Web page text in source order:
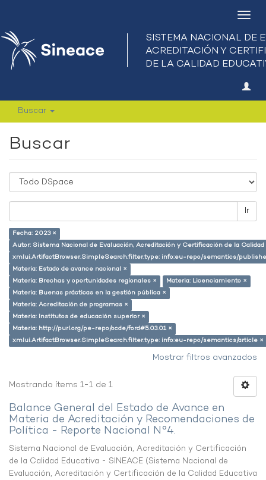
Buscar
Buscar
Ir
Fecha: 2023 ×
Autor: Sistema Nacional de Evaluación, Acreditación y Certificación de la
xmlui.ArtifactBrowser.SimpleSearch.filter.type: info:eu-repo/semantics/
Materia: Estado de avance nacional ×
Materia: Brechas y oportunidades regionales ×
Materia: Licenciamiento ×
Materia: Buenas prácticas en la gestión pública ×
Materia: Acreditación de programas ×
Materia: Institutos de educación superior ×
Materia: http://purl.org/pe-repo/ocde/ford#5.03.01 ×
xmlui.ArtifactBrowser.SimpleSearch.filter.type: info:eu-repo/semantics/article ×
Mostrar filtros avanzados
Mostrando ítems 1-1 de 1
Balance General del Estado de Avance en
Materia de Acreditación y Recomendaciones de
Política - Reporte Nacional N°4.
Sistema Nacional de Evaluación, Acreditación y Certificación
de la Calidad Educativa - SINEACE (Sistema Nacional de
Evaluación, Acreditación y Certificación de la Calidad Educativa